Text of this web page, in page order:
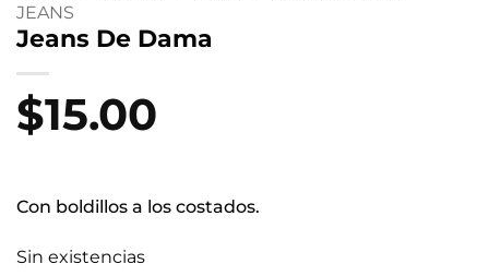
JEANS
Jeans De Dama
$15.00
Con boldillos a los costados.
Sin existencias